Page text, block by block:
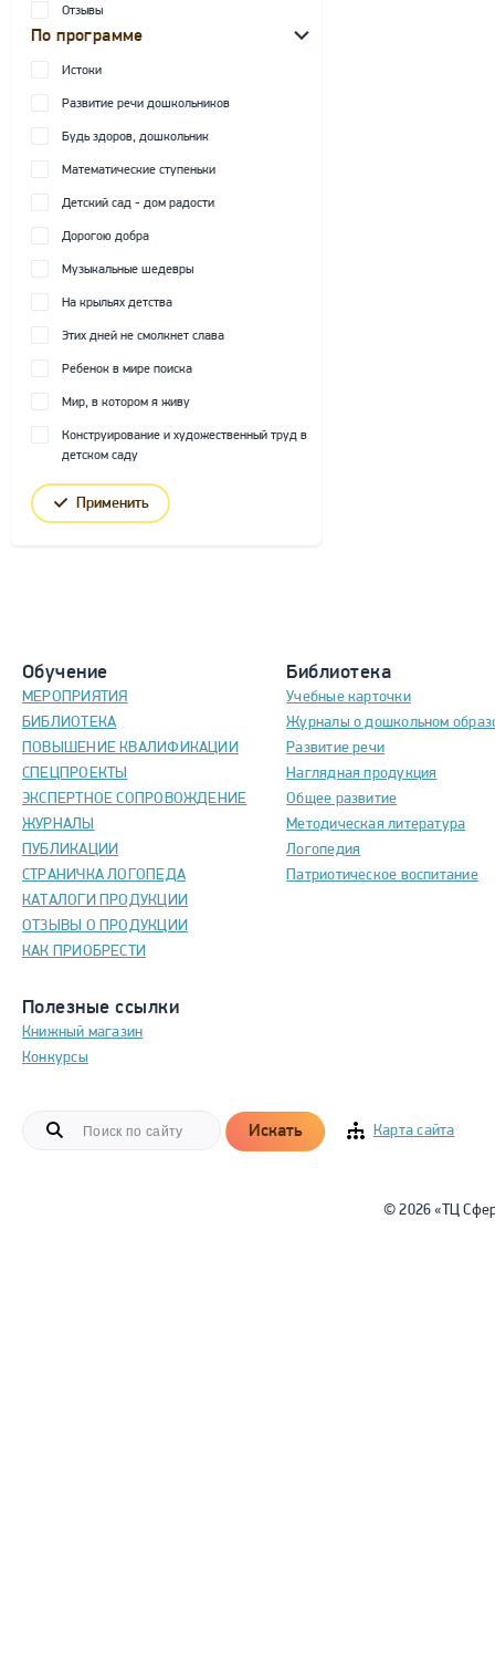
Отзывы
По программе
Истоки
Развитие речи дошкольников
Будь здоров, дошкольник
Математические ступеньки
Детский сад - дом радости
Дорогою добра
Музыкальные шедевры
На крыльях детства
Этих дней не смолкнет слава
Ребенок в мире поиска
Мир, в котором я живу
Конструирование и художественный труд в
детском саду
Применить
Обучение
МЕРОПРИЯТИЯ
БИБЛИОТЕКА
ПОВЫШЕНИЕ КВАЛИФИКАЦИИ
СПЕЦПРОЕКТЫ
ЭКСПЕРТНОЕ СОПРОВОЖДЕНИЕ
ЖУРНАЛЫ
ПУБЛИКАЦИИ
СТРАНИЧКА ЛОГОПЕДА
КАТАЛОГИ ПРОДУКЦИИ
ОТЗЫВЫ О ПРОДУКЦИИ
КАК ПРИОБРЕСТИ
Полезные ссылки
Книжный магазин
Конкурсы
Библиотека
Учебные карточки
Журналы о дошкольном
Развитие речи
Наглядная продукция
Общее развитие
Методическая литература
Логопедия
Патриотическое воспитание
Искать Карта сайта
© 2026 «ТЦ